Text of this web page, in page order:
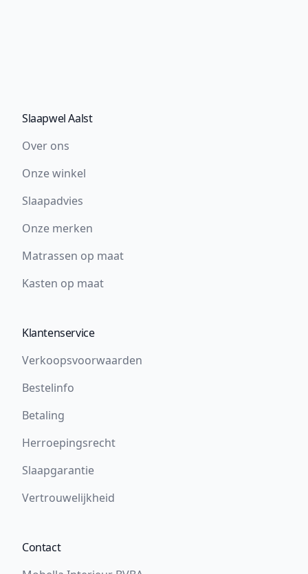
Slaapwel Aalst
Over ons
Onze winkel
Slaapadvies
Onze merken
Matrassen op maat
Kasten op maat
Klantenservice
Verkoopsvoorwaarden
Bestelinfo
Betaling
Herroepingsrecht
Slaapgarantie
Vertrouwelijkheid
Contact